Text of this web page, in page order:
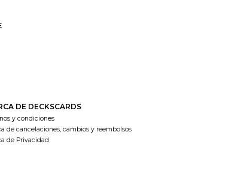
DE DECKSCARDS
y condiciones
de cancelaciones, cambios y reembolsos
de Privacidad